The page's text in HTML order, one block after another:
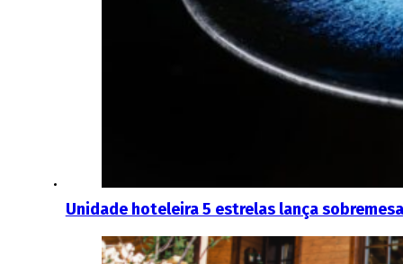
Unidade hoteleira 5 estrelas lança